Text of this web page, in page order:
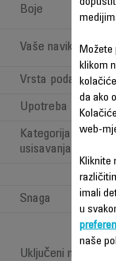
Boje
Vaše navike
Vrsta poda
Upotreba
Kategorija mokrog i
usisavanja
Snaga
Uključeni nastavci
Možete
klikom
da ako
web-
Kliknite
imali
u
naše